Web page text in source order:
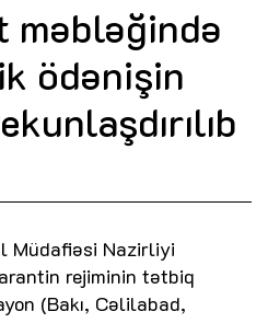
məbləğində
ödənişin
Müdafiəsi Nazirliyi
rejiminin tətbiq
(Bakı, Cəlilabad,